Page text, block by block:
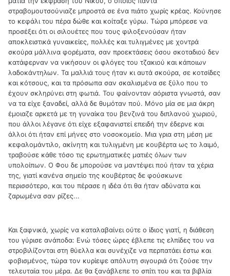
στραβομουτσούνιαζε μπροστά σε ένα πιάτο χωρίς κρέας. Κούνησε
το κεφάλι του πέρα δώθε και κοίταξε γύρω. Τώρα μπόρεσε να
προσέξει ότι οι σιλουέτες που τους φιλοξενούσαν ήταν
αποκλειστικά γυναικείες, πολλές και τυλιγμένες με χοντρά
σκούρα μάλλινα φορέματα, σαν προεκτάσεις όσου σκοταδιού δεν
κατάφερναν να νικήσουν οι φλόγες του τζακιού και κάποιων
λαδοκάντηλων. Τα μαλλιά τους ήταν κι αυτά σκούρα, σε κοτσίδες
και κότσους, και τα πρόσωπα σαν σκαλισμένα σε ξύλο που το
έχουν σκληρύνει στη φωτιά. Του φαίνονταν αόριστα γνωστά, σαν
να τα είχε ξαναδεί, αλλά δε θυμόταν πού. Μόνο μία σε μια άκρη
έμοιαζε αρκετά με τη γυναίκα του βενζινά του διπλανού χωριού,
που άλλοι λέγανε ότι είχε εξαφανιστεί επειδή την έδερνε και
άλλοι ότι ήταν επί μήνες στο νοσοκομείο. Μια γρια στη μέση με
κεφαλομάντιλο, ακίνητη και τυλιγμένη με κουβέρτα ως το λαιμό,
τραβούσε κάθε τόσο τις ερωτηματικές ματιές όλων των
υπολοίπων. Ο Φου δε μπορούσε να μαντέψει πού ήταν τα χέρια
της, γιατί κανένα σημείο της κουβέρτας δε φούσκωνε
περισσότερο, και του πέρασε η ιδέα ότι θα ήταν αδύνατα και
ζαρωμένα σαν ρίζες...
Και ξαφνικά, χωρίς να καταλαβαίνει ούτε ο ίδιος γιατί, η διάθεση
του γύρισε ανάποδα: Ενώ τόσες ώρες έβλεπε τις ελπίδες του να
στροβιλίζονται στη θύελλα και συνέχιζε να περπατάει έστω και
φοβισμένος, τώρα τον κυρίεψε απόλυτη σιγουριά ότι ζούσε την
τελευταία του μέρα. Δε θα ξανάβλεπε το σπίτι του και τα βιβλία